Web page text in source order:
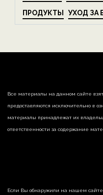
ПРОДУКТЫ УХОД ЗА
Все материалы на данном сайте
предоставляются исключительно в
материалы принадлежат их
ответственности за содержание
Если Вы обнаружили на нашем